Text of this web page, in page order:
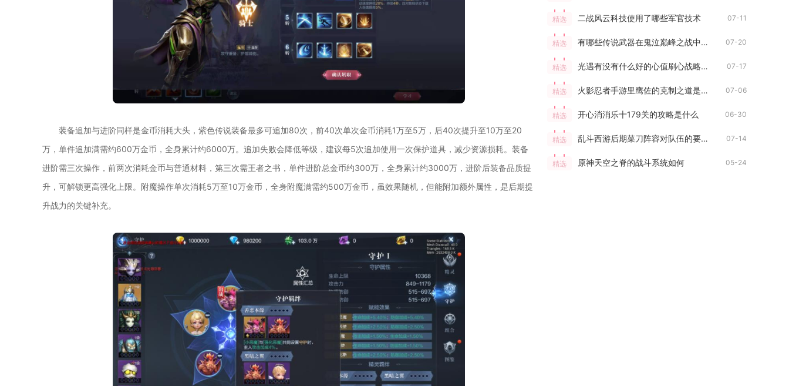
装备追加与进阶同样是金币消耗大头，紫色传说装备最多可追加80次，前40次单次金币消耗1万至5万，后40次提升至10万至20
万，单件追加满需约600万金币，全身累计约6000万。追加失败会降低等级，建议每5次追加使用一次保护道具，减少资源损耗。装备
进阶需三次操作，前两次消耗金币与普通材料，第三次需王者之书，单件进阶总金币约300万，全身累计约3000万，进阶后装备品质提
升，可解锁更高强化上限。附魔操作单次消耗5万至10万金币，全身附魔满需约500万金币，虽效果随机，但能附加额外属性，是后期提
升战力的关键补充。
精选 二战风云科技使用了哪些军官技术 07-11
精选 有哪些传说武器在鬼泣巅峰之战中表现出色 07-20
精选 光遇有没有什么好的心值刷心战略推荐 07-17
精选 火影忍者手游里鹰佐的克制之道是什么 07-06
精选 开心消消乐十179关的攻略是什么 06-30
精选 乱斗西游后期菜刀阵容对队伍的要求是什么 07-14
精选 原神天空之脊的战斗系统如何 05-24